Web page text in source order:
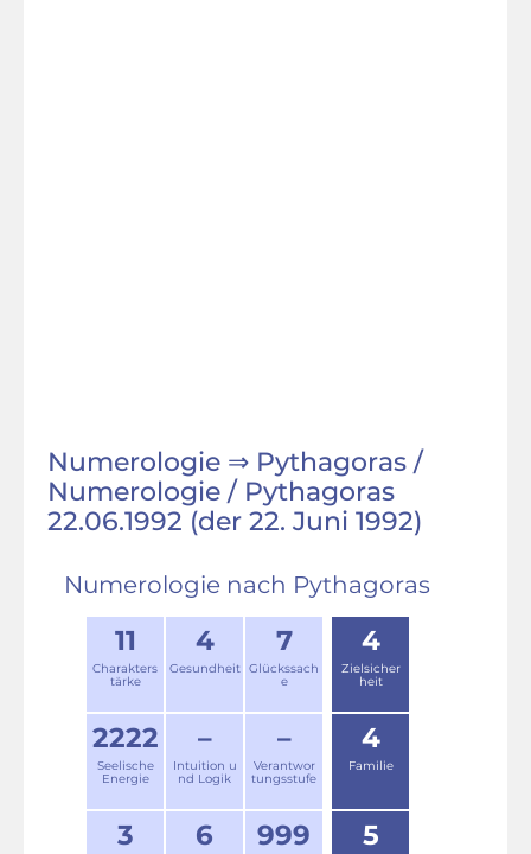
Numerologie ⇒ Pythagoras /
Numerologie / Pythagoras
22.06.1992 (der 22. Juni 1992)
Numerologie nach Pythagoras
11
Charakters
tärke
4
Gesundheit
7
Glückssach
e
2222
Seelische
Energie
–
Intuition u
nd Logik
–
Verantwor
tungsstufe
3 6 999
4
Zielsicher
heit
4
Familie
5